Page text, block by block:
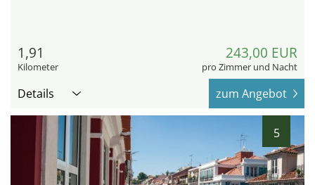
1,91
Kilometer
243,00 EUR
pro Zimmer und Nacht
Details zum Angebot
5